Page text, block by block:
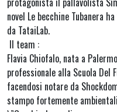
novel Le becchine Tubanera
da TataiLab.
Il team :
Flavia Chiofalo, nata a
professionale alla Scuola Del
facendosi notare da
stampo fortemente